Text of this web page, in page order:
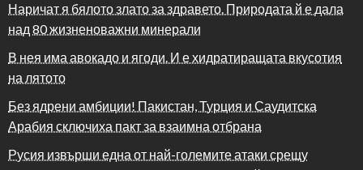
Наричат я бялото злато за здравето. Природата й е дала
над 80 жизненоважни минерали
В нея има авокадо и ягоди. И е хидратиращата вкусотия
на лятото
Без ядрени амбиции! Пакистан, Турция и Саудитска
Арабия сключиха пакт за взаимна отбрана
Русия извърши една от най-големите атаки срещу